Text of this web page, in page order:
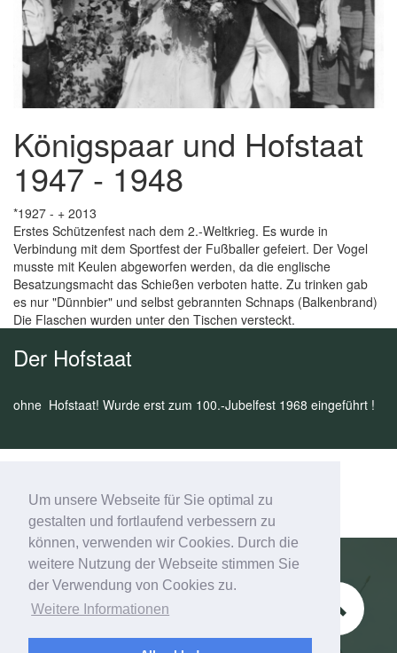
Um unsere Webseite für Sie optimal zu
gestalten und fortlaufend verbessern zu
können, verwenden wir Cookies. Durch die
weitere Nutzung der Webseite stimmen Sie
der Verwendung von Cookies zu.
Weitere Informationen
Königspaar und Hofstaat
1947 - 1948
*1927 - + 2013
Erstes Schützenfest nach dem 2.-Weltkrieg. Es wurde in
Verbindung mit dem Sportfest der Fußballer gefeiert. Der Vogel
musste mit Keulen abgeworfen werden, da die englische
Besatzungsmacht das Schießen verboten hatte. Zu trinken gab
es nur "Dünnbier" und selbst gebrannten Schnaps (Balkenbrand)
Die Flaschen wurden unter den Tischen versteckt.
Der Hofstaat
ohne Hofstaat! Wurde erst zum 100.-Jubelfest 1968 eingeführt !
Schützenverein Esbeck e.V.
Zum Kontaktformular